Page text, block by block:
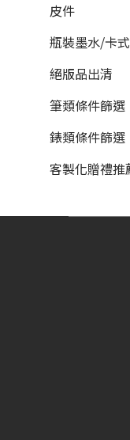
皮件
瓶裝墨水/卡
絕版品出清
筆類條件篩選
錶類條件篩選
客製化贈禮推